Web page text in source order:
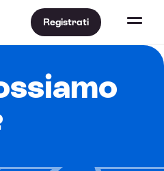
Registrati